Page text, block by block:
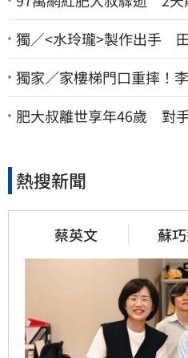
獨／<水玲瓏>製作出手
獨家／家樓梯門口重摔！
命 「最新傷況」曝
肥大叔離世享年46歲 對
熱搜新聞
蔡英文 蘇